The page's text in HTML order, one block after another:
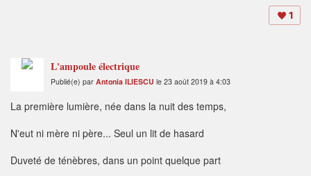
1
L'ampoule électrique
Publié(e) par Antonia ILIESCU le 23 août 2019 à 4:03
La première lumière, née dans la nuit des temps,
N'eut ni mère ni père... Seul un lit de hasard
Duveté de ténèbres, dans un point quelque part